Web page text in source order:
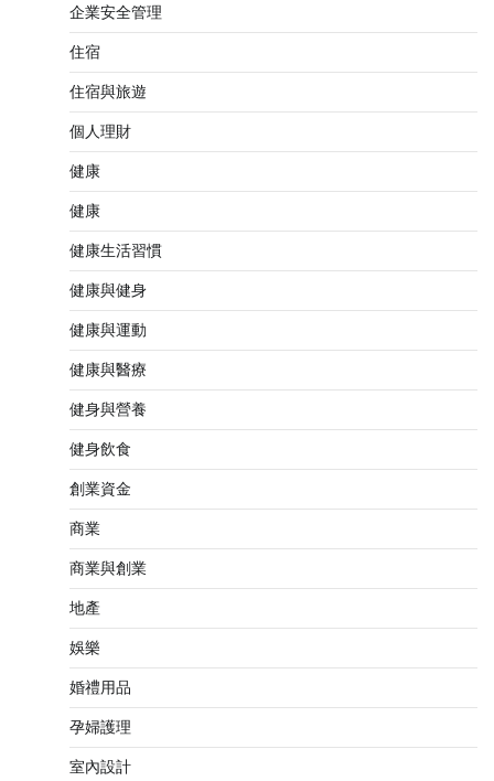
企業安全管理
住宿
住宿與旅遊
個人理財
健康
健康
健康生活習慣
健康與健身
健康與運動
健康與醫療
健身與營養
健身飲食
創業資金
商業
商業與創業
地產
娛樂
婚禮用品
孕婦護理
室內設計